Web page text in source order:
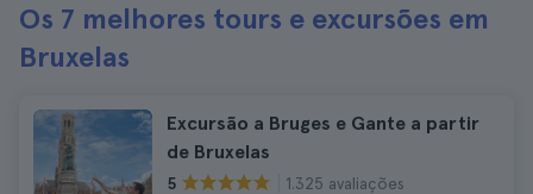
Os 7 melhores tours e excursões em
Bruxelas
Excursão a Bruges e Gante a partir
de Bruxelas
5
1.325 avaliações